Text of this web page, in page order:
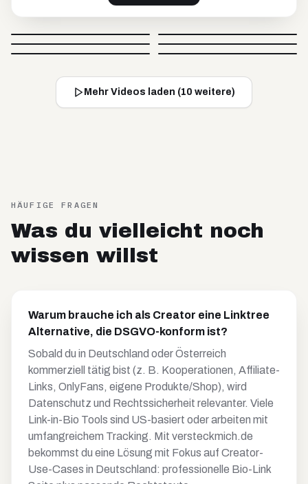
Video blockiert Video blockiert
Video blockiert Video blockiert
Mehr Videos laden (10 weitere)
HÄUFIGE FRAGEN
Was du vielleicht noch
wissen willst
Warum brauche ich als Creator eine Linktree
Alternative, die DSGVO-konform ist?
Sobald du in Deutschland oder Österreich
kommerziell tätig bist (z. B. Kooperationen, Affiliate-
Links, OnlyFans, eigene Produkte/Shop), wird
Datenschutz und Rechtssicherheit relevanter. Viele
Link-in-Bio Tools sind US-basiert oder arbeiten mit
umfangreichem Tracking. Mit versteckmich.de
bekommst du eine Lösung mit Fokus auf Creator-
Use-Cases in Deutschland: professionelle Bio-Link